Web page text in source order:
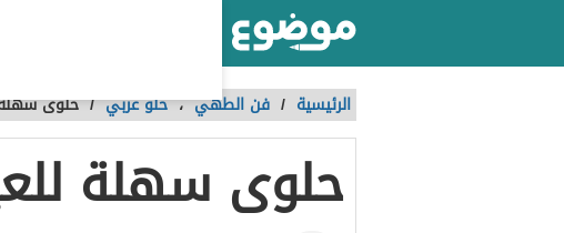
الرئيسية / فن الطهي،حلو عربي /حلوى
حلوى سهلة